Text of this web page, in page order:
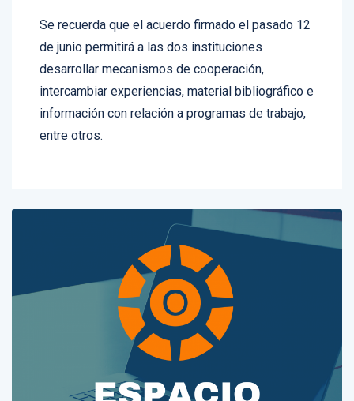
de junio permitirá a las dos instituciones
desarrollar mecanismos de cooperación,
intercambiar experiencias, material bibliográfico e
información con relación a programas de trabajo,
entre otros.